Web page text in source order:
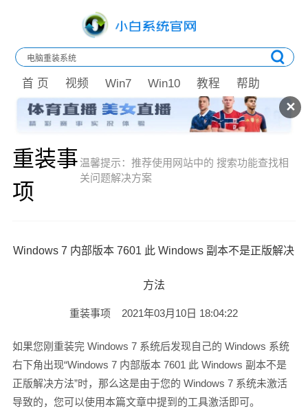
✕
首 页 视频 Win7 Win10 教程 帮助
重装事
项
温馨提示：推荐使用网站中的 搜索功能查找相
关问题解决方案
Windows 7 内部版本 7601 此 Windows 副本不是正版解决
方法
重装事项 2021年03月10日 18:04:22
如果您刚重装完 Windows 7 系统后发现自己的 Windows 系统
右下角出现“Windows 7 内部版本 7601 此 Windows 副本不是
正版解决方法”时，那么这是由于您的 Windows 7 系统未激活
导致的，您可以使用本篇文章中提到的工具激活即可。